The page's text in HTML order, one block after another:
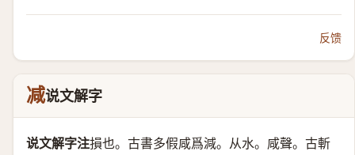
反馈
减说文解字
说文解字注損也。 古書多假咸爲減。 从水。咸聲。 古斬